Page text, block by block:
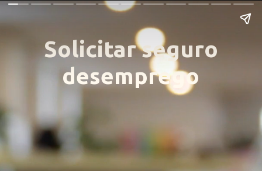
Solicitar seguro
desemprego